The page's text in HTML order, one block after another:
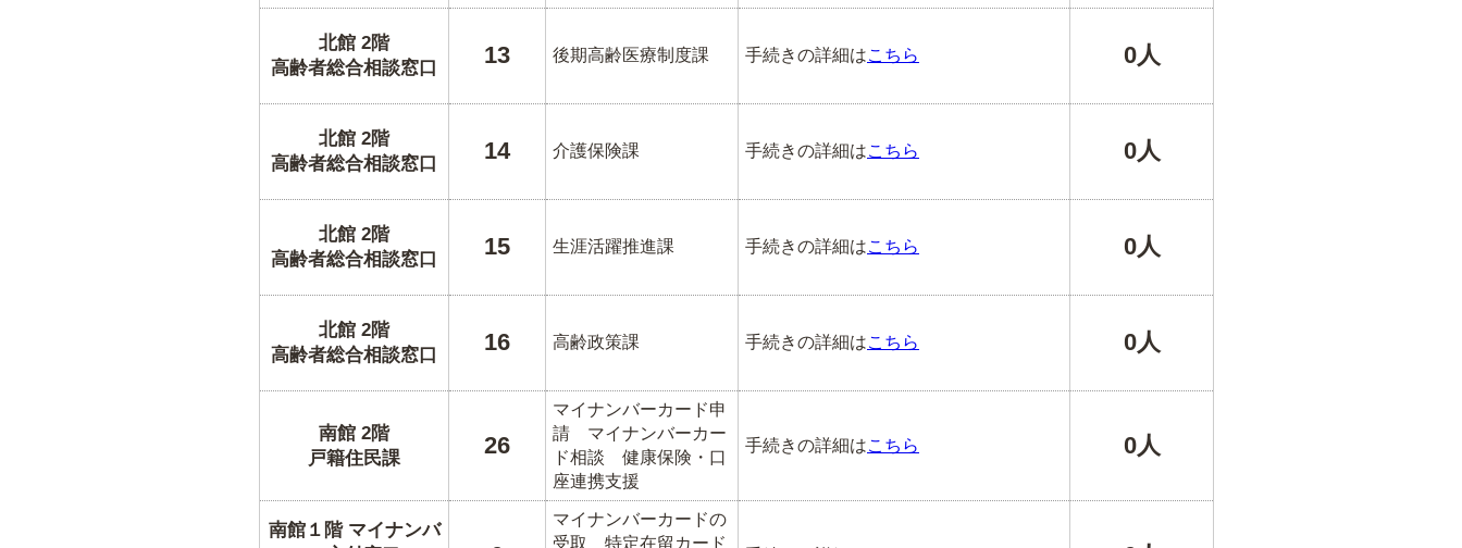
北館 2階
高齢者総合相談窓口
13 後期高齢医療制度課 手続きの詳細はこちら 0人
北館 2階
高齢者総合相談窓口
14 介護保険課 手続きの詳細はこちら 0人
北館 2階
高齢者総合相談窓口
15 生涯活躍推進課 手続きの詳細はこちら 0人
北館 2階
高齢者総合相談窓口
16 高齢政策課 手続きの詳細はこちら 0人
南館 2階
戸籍住民課
26
マイナンバーカード申
請 マイナンバーカー
ド相談 健康保険・口
座連携支援
手続きの詳細はこちら 0人
南館１階 マイナンバ
マイナンバーカードの
受取 特定在留カード